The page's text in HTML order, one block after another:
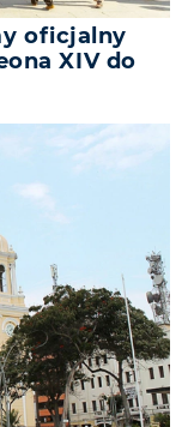
oficjalny
XIV do